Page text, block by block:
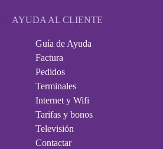
AYUDA AL CLIENTE
Guía de Ayuda
Factura
Pedidos
Terminales
Internet y Wifi
Tarifas y bonos
Televisión
Contactar